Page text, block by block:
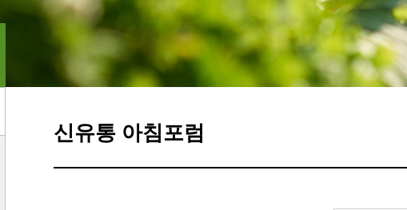
신유통 아침포럼